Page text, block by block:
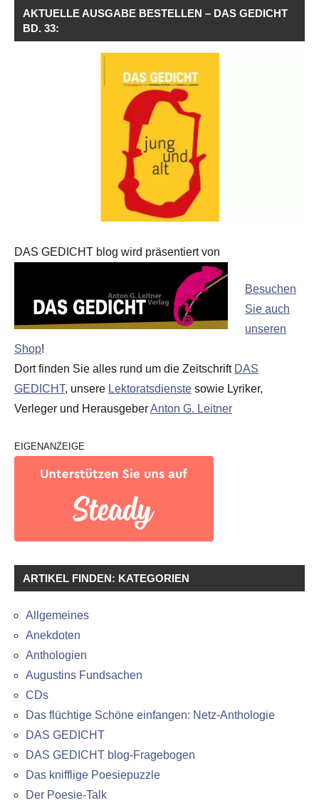
AKTUELLE AUSGABE BESTELLEN – DAS GEDICHT
BD. 33:
DAS GEDICHT blog wird präsentiert von
Besuchen
Sie auch
unseren
Shop!
Dort finden Sie alles rund um die Zeitschrift DAS
GEDICHT, unsere Lektoratsdienste sowie Lyriker,
Verleger und HerausgeberAnton G. Leitner
EIGENANZEIGE
ARTIKEL FINDEN: KATEGORIEN
Allgemeines
Anekdoten
Anthologien
Augustins Fundsachen
CDs
Das flüchtige Schöne einfangen: Netz-Anthologie
DAS GEDICHT
DAS GEDICHT blog-Fragebogen
Das knifflige Poesiepuzzle
Der Poesie-Talk